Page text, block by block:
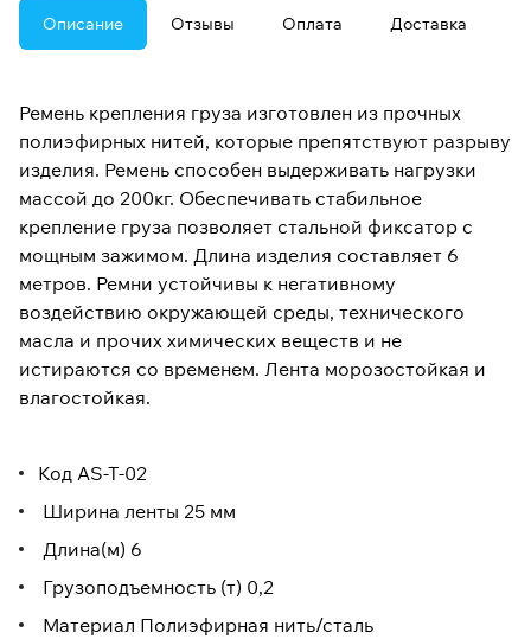
Описание Отзывы Оплата Доставка
Ремень крепления груза изготовлен из прочных
полиэфирных нитей, которые препятствуют разрыву
изделия. Ремень способен выдерживать нагрузки
массой до 200кг. Обеспечивать стабильное
крепление груза позволяет стальной фиксатор с
мощным зажимом. Длина изделия составляет 6
метров. Ремни устойчивы к негативному
воздействию окружающей среды, технического
масла и прочих химических веществ и не
истираются со временем. Лента морозостойкая и
влагостойкая.
Код AS-T-02
Ширина ленты 25 мм
Длина(м) 6
Грузоподъемность (т) 0,2
Материал Полиэфирная нить/сталь